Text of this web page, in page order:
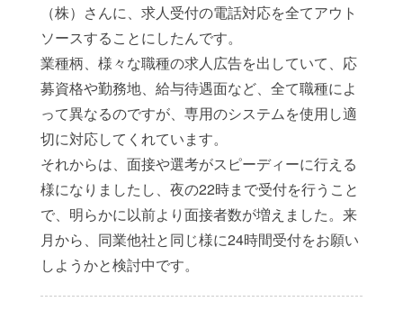
（株）さんに、求人受付の電話対応を全てアウト
ソースすることにしたんです。
業種柄、様々な職種の求人広告を出していて、応
募資格や勤務地、給与待遇面など、全て職種によ
って異なるのですが、専用のシステムを使用し適
切に対応してくれています。
それからは、面接や選考がスピーディーに行える
様になりましたし、夜の22時まで受付を行うこと
で、明らかに以前より面接者数が増えました。来
月から、同業他社と同じ様に24時間受付をお願い
しようかと検討中です。